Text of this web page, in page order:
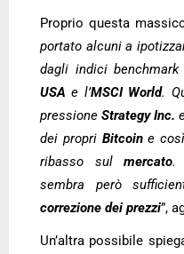
Proprio questa
portato alcuni a
dagli indici
USA e l’MSCI World.
pressione Strategy Inc.
dei propri Bitcoine così
ribasso sul mercato.
sembra però
correzione dei prezzi”,
Un’altra possibile